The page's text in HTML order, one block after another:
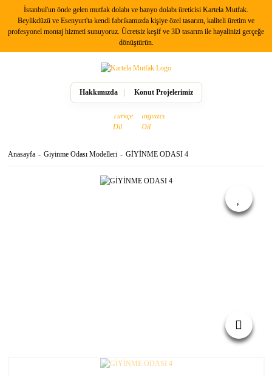
İstanbul'un önde gelen mutfak dolabı ve banyo dolabı üreticisi Kartela Mutfak.
Beylikdüzü ve Esenyurt'ta kendi fabrikamızda kişiye özel tasarım, kaliteli üretim ve
profesyonel montaj hizmeti sunuyoruz. Ücretsiz keşif ve 3D tasarım ile hayalinizi gerçeğe
dönüştürün.
Hakkımızda Konut Projelerimiz
Anasayfa Giyinme Odası Modelleri GİYİNME ODASI 4